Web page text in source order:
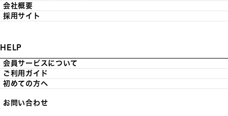
会社概要
採用サイト
HELP
会員サービスについて
ご利用ガイド
初めての方へ
お問い合わせ